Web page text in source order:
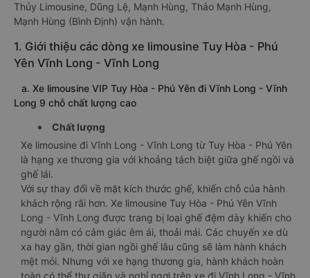
Thủy Limousine, Dũng Lệ, Mạnh Hùng, Thảo Mạnh Hùng,
Mạnh Hùng (Bình Định) vận hành.
1. Giới thiệu các dòng xe limousine Tuy Hòa - Phú
Yên Vĩnh Long - Vĩnh Long
a. Xe limousine VIP Tuy Hòa - Phú Yên đi Vĩnh Long - Vĩnh
Long 9 chỗ chất lượng cao
Chất lượng
Xe limousine đi Vĩnh Long - Vĩnh Long từ Tuy Hòa - Phú Yên
là hạng xe thương gia với khoảng tách biệt giữa ghế ngồi và
ghế lái.
Với sự thay đổi về mặt kích thước ghế, khiến chỗ của hành
khách rộng rãi hơn. Xe limousine Tuy Hòa - Phú Yên Vĩnh
Long - Vĩnh Long được trang bị loại ghế đệm dày khiến cho
người nằm có cảm giác êm ái, thoải mái. Các chuyến xe dù
xa hay gần, thời gian ngồi ghế lâu cũng sẽ làm hành khách
mệt mỏi. Nhưng với xe hạng thương gia, hành khách hoàn
toàn có thể thư giãn và nghỉ ngơi trên xe đi Vĩnh Long - Vĩnh